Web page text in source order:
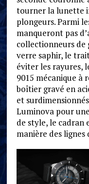
tourner la lunette
plongeurs. Parmi
manqueront pas
collectionneurs
verre saphir, le
éviter les rayures,
9015 mécanique à
boîtier gravé en
et
Luminova pour
de style, le cadran
manière des lignes